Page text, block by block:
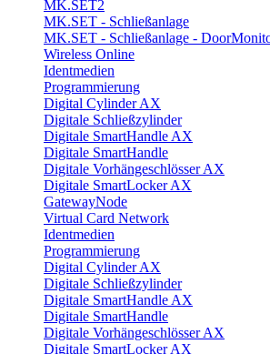
MK.SET2
MK.SET - Schließanlage
MK.SET - Schließanlage -
Wireless Online
Identmedien
Programmierung
Digital Cylinder AX
Digitale Schließzylinder
Digitale SmartHandle AX
Digitale SmartHandle
Digitale Vorhängeschlösser AX
Digitale SmartLocker AX
GatewayNode
Virtual Card Network
Identmedien
Programmierung
Digital Cylinder AX
Digitale Schließzylinder
Digitale SmartHandle AX
Digitale SmartHandle
Digitale Vorhängeschlösser AX
Digitale SmartLocker AX